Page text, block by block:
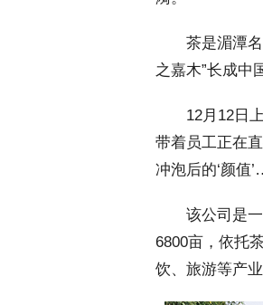
茶是湄潭名片
之嘉木”长成中
12月12日上
带着员工正在
冲泡后的‘颜值
该公司是一
6800亩，依托
饮、旅游等产